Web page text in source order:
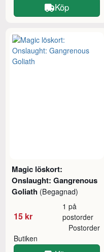
Köp
Magic löskort:
Onslaught: Gangrenous
Goliath (Begagnad)
15 kr
1 på
postorder
Butiken
Postorder